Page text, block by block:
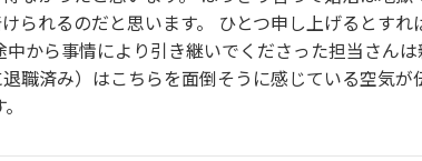
られるのだと思います。 ひとつ申し上げるとす
から事情により引き継いでくださった担当さん
職済み）はこちらを面倒そうに感じている空気